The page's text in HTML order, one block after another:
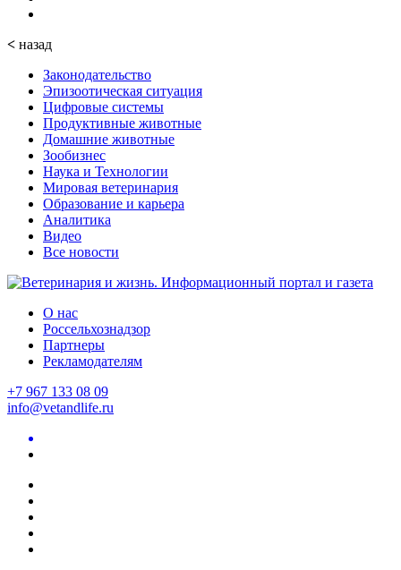
< назад
Законодательство
Эпизоотическая ситуация
Цифровые системы
Продуктивные животные
Домашние животные
Зообизнес
Наука и Технологии
Мировая ветеринария
Образование и карьера
Аналитика
Видео
Все новости
О нас
Россельхознадзор
Партнеры
Рекламодателям
+7 967 133 08 09
info@vetandlife.ru